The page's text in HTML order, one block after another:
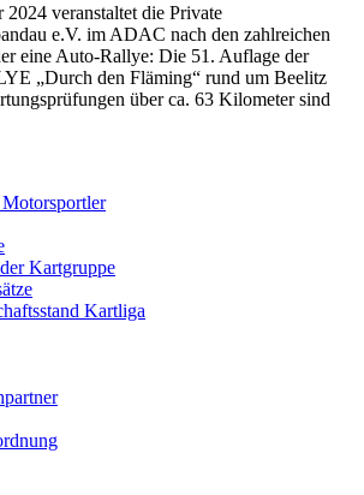
veranstaltet die Private
e.V. im ADAC nach den zahlreichen
eine Auto-Rallye: Die 51. Auflage der
„Durch den Fläming“ rund um Beelitz
über ca. 63 Kilometer sind
Kartgruppe
Kartliga